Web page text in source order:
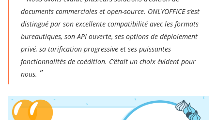
documents commerciales et open-source. ONLYOFFICE s’est
distingué par son excellente compatibilité avec les formats
bureautiques, son API ouverte, ses options de déploiement
privé, sa tarification progressive et ses puissantes
fonctionnalités de coédition. C’était un choix évident pour
nous.